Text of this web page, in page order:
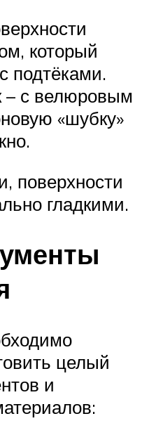
который
подтёками.
– с велюровым
«шубку»
поверхности
гладкими.
целый
и